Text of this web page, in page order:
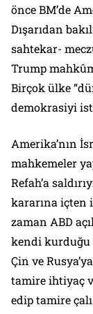
önce BM’de
Dışarıdan
sahtekar-
Trump
Birçok ülke
demokrasiyi
Amerika’nın
mahkemeler
Refah’a
kararına içten
zaman ABD
kendi kurduğu
Çin ve
tamire ihtiyaç
edip tamire